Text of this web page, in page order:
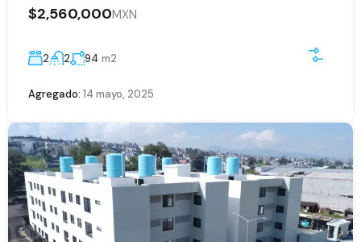
$2,560,000MXN
2 2 94 m2
Agregado: 14 mayo, 2025